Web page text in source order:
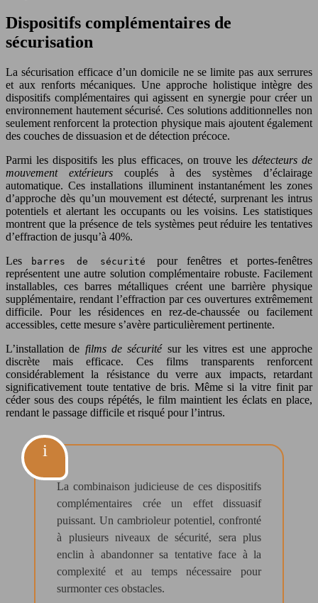
Dispositifs complémentaires de
sécurisation
La sécurisation efficace d’un domicile ne se limite pas aux serrures
et aux renforts mécaniques. Une approche holistique intègre des
dispositifs complémentaires qui agissent en synergie pour créer un
environnement hautement sécurisé. Ces solutions additionnelles non
seulement renforcent la protection physique mais ajoutent également
des couches de dissuasion et de détection précoce.
Parmi les dispositifs les plus efficaces, on trouve les détecteurs de
mouvement extérieurs couplés à des systèmes d’éclairage
automatique. Ces installations illuminent instantanément les zones
d’approche dès qu’un mouvement est détecté, surprenant les intrus
potentiels et alertant les occupants ou les voisins. Les statistiques
montrent que la présence de tels systèmes peut réduire les tentatives
d’effraction de jusqu’à 40%.
Les
barres de sécuritépour fenêtres et portes-fenêtres
représentent une autre solution complémentaire robuste. Facilement
installables, ces barres métalliques créent une barrière physique
supplémentaire, rendant l’effraction par ces ouvertures extrêmement
difficile. Pour les résidences en rez-de-chaussée ou facilement
accessibles, cette mesure s’avère particulièrement pertinente.
L’installation de films de sécurité sur les vitres est une approche
discrète mais efficace. Ces films transparents renforcent
considérablement la résistance du verre aux impacts, retardant
significativement toute tentative de bris. Même si la vitre finit par
céder sous des coups répétés, le film maintient les éclats en place,
rendant le passage difficile et risqué pour l’intrus.
La combinaison judicieuse de ces dispositifs
complémentaires crée un effet dissuasif
puissant. Un cambrioleur potentiel, confronté
à plusieurs niveaux de sécurité, sera plus
enclin à abandonner sa tentative face à la
complexité et au temps nécessaire pour
surmonter ces obstacles.